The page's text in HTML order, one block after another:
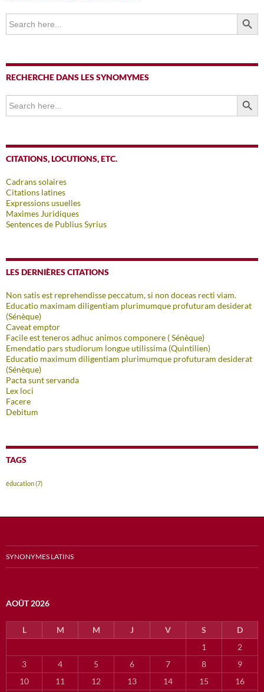
Search
for:
SEARCH
RECHERCHE DANS LES SYNOMYMES
Search
for:
SEARCH
CITATIONS, LOCUTIONS, ETC.
Cadrans solaires
Citations latines
Expressions usuelles
Maximes Juridiques
Sentences de Publius Syrius
LES DERNIÈRES CITATIONS
Non satis est reprehendisse peccatum, si non doceas recti viam.
Educatio maximam diligentiam plurimumque profuturam desiderat
(Sénèque)
Caveat emptor
Facile est teneros adhuc animos componere ( Sénèque)
Emendatio pars studiorum longue utilissima (Quintilien)
Educatio maximum diligentiam plurimumque profuturam desiderat
(Sénèque)
Pacta sunt servanda
Lex loci
Facere
Debitum
TAGS
éducation(7)
SYNONYMES LATINS
AOÛT 2026
L M M J V S
D
1
2
3
4 5 6 7 8
9
10
11 12 13 14 15 16